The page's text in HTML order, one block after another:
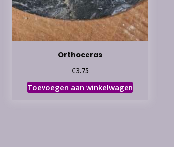
Orthoceras
€3.75
Toevoegen aan winkelwagen